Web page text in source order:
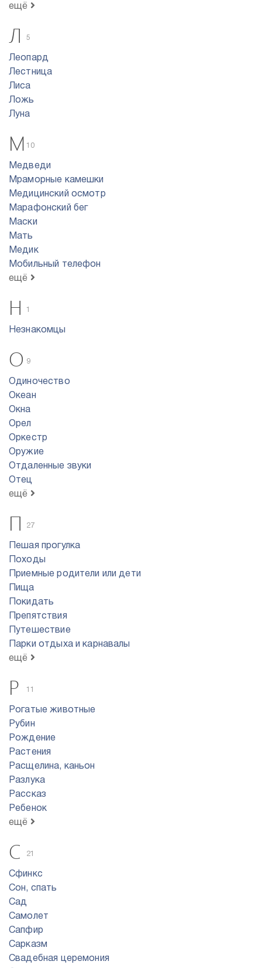
ещё
Л 5
Леопард
Лестница
Лиса
Ложь
Луна
М 10
Медведи
Мраморные камешки
Медицинский осмотр
Марафонский бег
Маски
Мать
Медик
Мобильный телефон
ещё
Н 1
Незнакомцы
О 9
Одиночество
Океан
Окна
Орел
Оркестр
Оружие
Отдаленные звуки
Отец
ещё
П 27
Пешая прогулка
Походы
Приемные родители или дети
Пища
Покидать
Препятствия
Путешествие
Парки отдыха и карнавалы
ещё
Р 11
Рогатые животные
Рубин
Рождение
Растения
Расщелина, каньон
Разлука
Рассказ
Ребенок
ещё
С 21
Сфинкс
Сон, спать
Сад
Самолет
Сапфир
Сарказм
Свадебная церемония